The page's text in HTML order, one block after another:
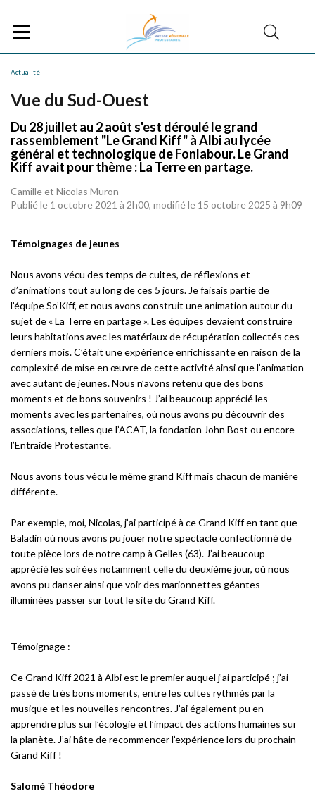
Actualité
Vue du Sud-Ouest
Du 28 juillet au 2 août s'est déroulé le grand
rassemblement "Le Grand Kiff" à Albi au lycée
général et technologique de Fonlabour. Le Grand
Kiff avait pour thème : La Terre en partage.
Camille et Nicolas Muron
Publié le 1 octobre 2021 à 2h00, modifié le 15 octobre 2025 à 9h09
Témoignages de jeunes
Nous avons vécu des temps de cultes, de réflexions et
d’animations tout au long de ces 5 jours. Je faisais partie de
l’équipe So’Kiff, et nous avons construit une animation autour du
sujet de « La Terre en partage ». Les équipes devaient construire
leurs habitations avec les matériaux de récupération collectés ces
derniers mois. C’était une expérience enrichissante en raison de la
complexité de mise en œuvre de cette activité ainsi que l’animation
avec autant de jeunes. Nous n’avons retenu que des bons
moments et de bons souvenirs ! J’ai beaucoup apprécié les
moments avec les partenaires, où nous avons pu découvrir des
associations, telles que l’ACAT, la fondation John Bost ou encore
l’Entraide Protestante.
Nous avons tous vécu le même grand Kiff mais chacun de manière
différente.
Par exemple, moi, Nicolas, j’ai participé à ce Grand Kiff en tant que
Baladin où nous avons pu jouer notre spectacle confectionné de
toute pièce lors de notre camp à Gelles (63). J’ai beaucoup
apprécié les soirées notamment celle du deuxième jour, où nous
avons pu danser ainsi que voir des marionnettes géantes
illuminées passer sur tout le site du Grand Kiff.
Témoignage :
Ce Grand Kiff 2021 à Albi est le premier auquel j’ai participé ; j’ai
passé de très bons moments, entre les cultes rythmés par la
musique et les nouvelles rencontres. J’ai également pu en
apprendre plus sur l’écologie et l’impact des actions humaines sur
la planète. J’ai hâte de recommencer l’expérience lors du prochain
Grand Kiff !
Salomé Théodore